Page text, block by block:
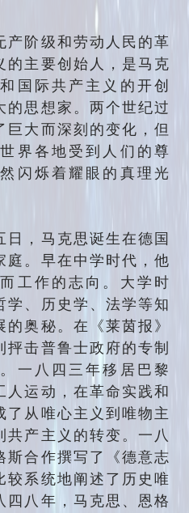
阶级和劳动人民的革
的主要创始人，是马克
国际共产主义的开创
的思想家。两个世纪过
巨大而深刻的变化，但
界各地受到人们的尊
闪烁着耀眼的真理光
，马克思诞生在德国
庭。早在中学时代，他
工作的志向。大学时
学、历史学、法学等知
奥秘。在《莱茵报》
击普鲁士政府的专制
一八四三年移居巴黎
人运动，在革命实践和
了从唯心主义到唯物主
共产主义的转变。一八
斯合作撰写了《德意志
较系统地阐述了历史唯
四八年，马克思、恩格